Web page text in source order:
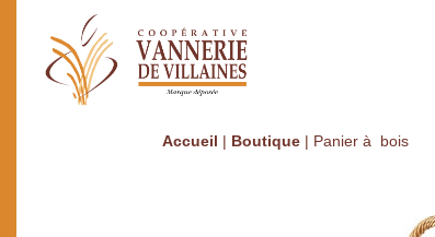
Accueil | Boutique| Panier à bois